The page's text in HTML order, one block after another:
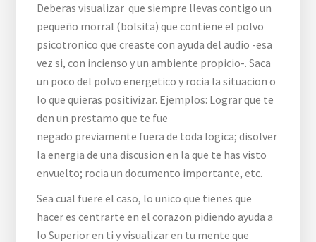
Deberas visualizar que siempre llevas contigo un
pequeño morral (bolsita) que contiene el polvo
psicotronico que creaste con ayuda del audio -esa
vez si, con incienso y un ambiente propicio-. Saca
un poco del polvo energetico y rocia la situacion o
lo que quieras positivizar. Ejemplos: Lograr que te
den un prestamo que te fue
negado previamente fuera de toda logica; disolver
la energia de una discusion en la que te has visto
envuelto; rocia un documento importante, etc.
Sea cual fuere el caso, lo unico que tienes que
hacer es centrarte en el corazon pidiendo ayuda a
lo Superior en ti y visualizar en tu mente que